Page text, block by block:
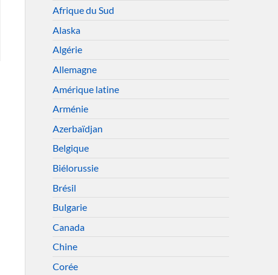
Afrique du Sud
Alaska
Algérie
Allemagne
Amérique latine
Arménie
Azerbaïdjan
Belgique
Biélorussie
Brésil
Bulgarie
Canada
Chine
Corée